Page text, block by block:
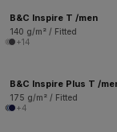
B&C Inspire T /men
140 g/m² / Fitted
+14
B&C Inspire Plus T /
175 g/m² / Fitted
+4